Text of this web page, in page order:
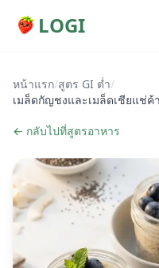
LOGI
หน้าแรก/สูตร GI ต่ำ/
เมล็ดกัญชงและเมล็ดเชียแช่
← กลับไปที่สูตรอาหาร